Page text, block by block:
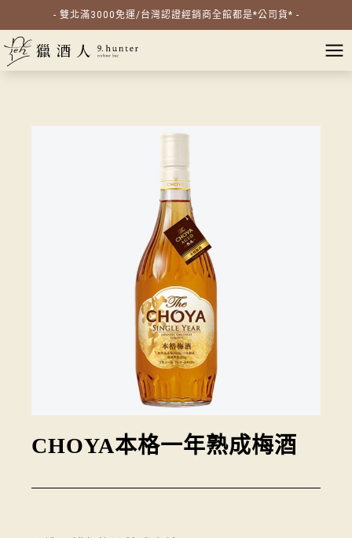
- 雙北滿3000免運/台灣認證經銷商全館都是*公司貨* -
CHOYA本格一年熟成梅酒